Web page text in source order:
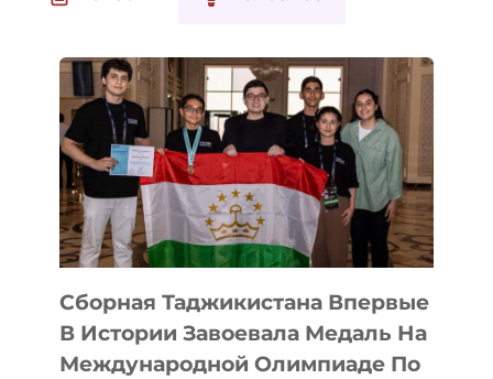
Сборная Таджикистана Впервые
В Истории Завоевала Медаль На
Международной Олимпиаде По